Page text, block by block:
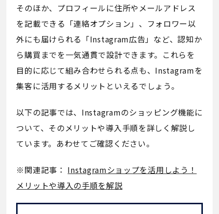
そのほか、プロフィールに住所やメールアドレス
を記載できる「連絡オプション」、フォロワー以
外にも届けられる「Instagram広告」など、認知か
ら購買までを一気通貫で設計できます。これらを
目的に応じて組み合わせられる点も、Instagramを
集客に活用するメリットといえるでしょう。
以下の記事では、Instagramのショッピング機能に
ついて、そのメリットや導入手順を詳しく解説し
ています。あわせてご確認ください。
※関連記事： Instagramショップを活用しよう！
メリットや導入の手順を解説